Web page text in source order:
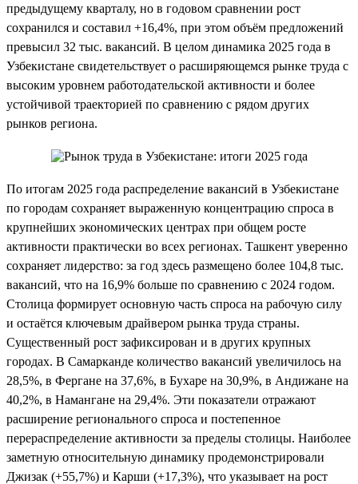
предыдущему кварталу, но в годовом сравнении рост
сохранился и составил +16,4%, при этом объём предложений
превысил 32 тыс. вакансий. В целом динамика 2025 года в
Узбекистане свидетельствует о расширяющемся рынке труда с
высоким уровнем работодательской активности и более
устойчивой траекторией по сравнению с рядом других
рынков региона.
По итогам 2025 года распределение вакансий в Узбекистане
по городам сохраняет выраженную концентрацию спроса в
крупнейших экономических центрах при общем росте
активности практически во всех регионах. Ташкент уверенно
сохраняет лидерство: за год здесь размещено более 104,8 тыс.
вакансий, что на 16,9% больше по сравнению с 2024 годом.
Столица формирует основную часть спроса на рабочую силу
и остаётся ключевым драйвером рынка труда страны.
Существенный рост зафиксирован и в других крупных
городах. В Самарканде количество вакансий увеличилось на
28,5%, в Фергане на 37,6%, в Бухаре на 30,9%, в Андижане на
40,2%, в Намангане на 29,4%. Эти показатели отражают
расширение регионального спроса и постепенное
перераспределение активности за пределы столицы. Наиболее
заметную относительную динамику продемонстрировали
Джизак (+55,7%) и Карши (+17,3%), что указывает на рост